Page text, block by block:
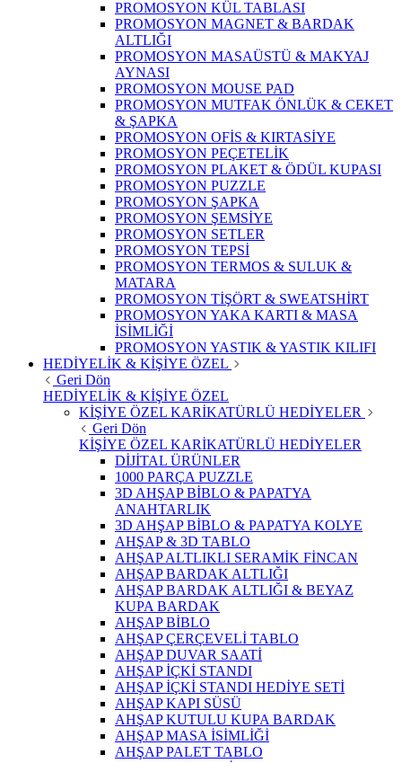
PROMOSYON KÜL TABLASI
PROMOSYON MAGNET & BARDAK
ALTLIĞI
PROMOSYON MASAÜSTÜ & MAKYAJ
AYNASI
PROMOSYON MOUSE PAD
PROMOSYON MUTFAK ÖNLÜK & CEKET
& ŞAPKA
PROMOSYON OFİS & KIRTASİYE
PROMOSYON PEÇETELİK
PROMOSYON PLAKET & ÖDÜL KUPASI
PROMOSYON PUZZLE
PROMOSYON ŞAPKA
PROMOSYON ŞEMSİYE
PROMOSYON SETLER
PROMOSYON TEPSİ
PROMOSYON TERMOS & SULUK &
MATARA
PROMOSYON TİŞÖRT & SWEATSHİRT
PROMOSYON YAKA KARTI & MASA
İSİMLİĞİ
PROMOSYON YASTIK & YASTIK KILIFI
HEDİYELİK & KİŞİYE ÖZEL
Geri Dön
HEDİYELİK & KİŞİYE ÖZEL
KİŞİYE ÖZEL KARİKATÜRLÜ HEDİYELER
Geri Dön
KİŞİYE ÖZEL KARİKATÜRLÜ HEDİYELER
DİJİTAL ÜRÜNLER
1000 PARÇA PUZZLE
3D AHŞAP BİBLO & PAPATYA
ANAHTARLIK
3D AHŞAP BİBLO & PAPATYA KOLYE
AHŞAP & 3D TABLO
AHŞAP ALTLIKLI SERAMİK FİNCAN
AHŞAP BARDAK ALTLIĞI
AHŞAP BARDAK ALTLIĞI & BEYAZ
KUPA BARDAK
AHŞAP BİBLO
AHŞAP ÇERÇEVELİ TABLO
AHŞAP DUVAR SAATİ
AHŞAP İÇKİ STANDI
AHŞAP İÇKİ STANDI HEDİYE SETİ
AHŞAP KAPI SÜSÜ
AHŞAP KUTULU KUPA BARDAK
AHŞAP MASA İSİMLİĞİ
AHŞAP PALET TABLO